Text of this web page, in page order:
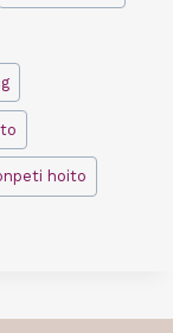
hoito